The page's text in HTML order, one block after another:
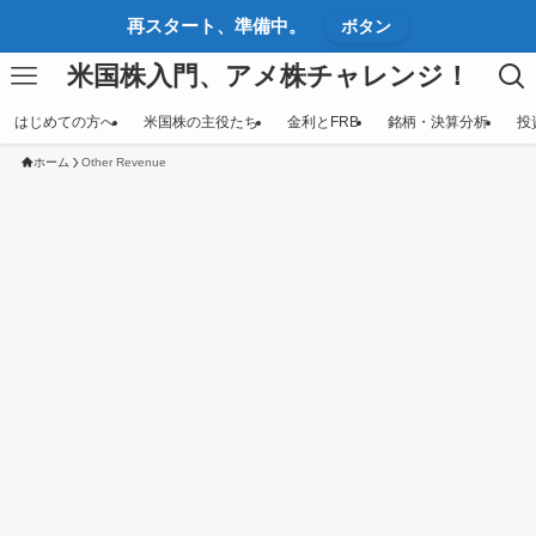
再スタート、準備中。 ボタン
米国株入門、アメ株チャレンジ！
はじめての方へ 米国株の主役たち 金利とFRB 銘柄・決算分析 投
ホーム Other Revenue